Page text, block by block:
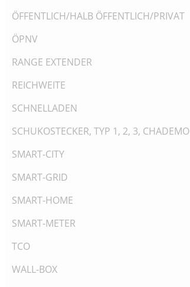
ÖFFENTLICH/HALB ÖFFENTLICH/PRIVAT
ÖPNV
RANGE EXTENDER
REICHWEITE
SCHNELLADEN
SCHUKOSTECKER, TYP 1, 2, 3, CHADEMO
SMART-CITY
SMART-GRID
SMART-HOME
SMART-METER
TCO
WALL-BOX